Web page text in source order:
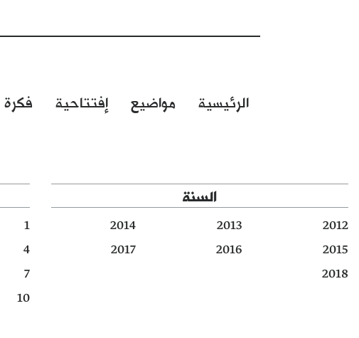
الرئيسية مواضيع إفتتاحية فكرة
السنة
2012
2013
2014
2015
2016
2017
2018
1
4
7
10